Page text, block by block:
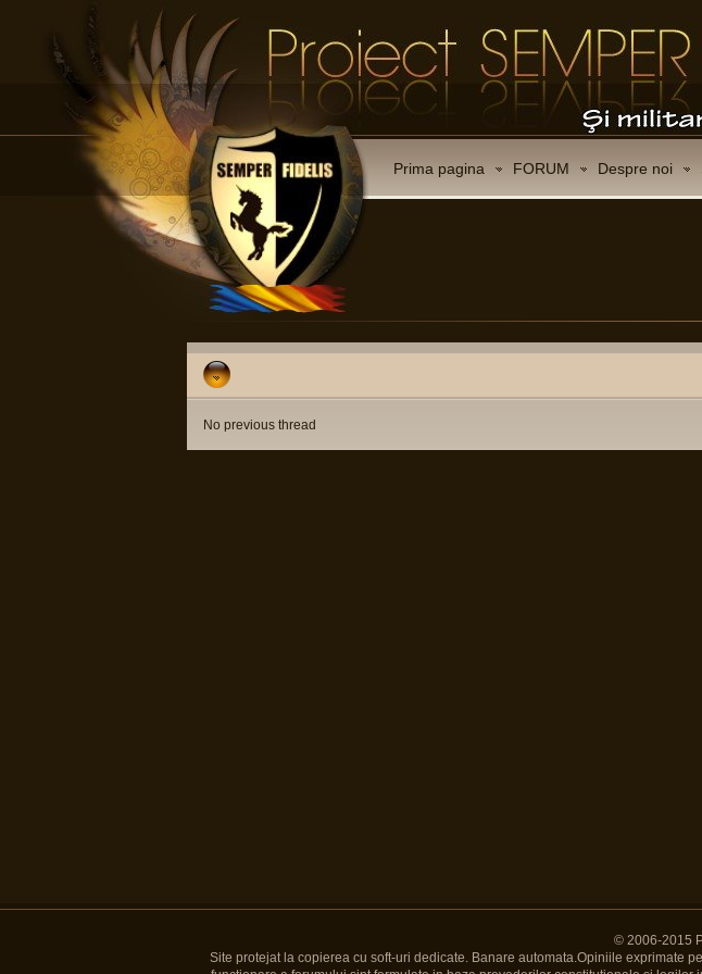
Prima pagina FORUM Despre noi
No previous thread
© 2006-2015
Site protejat la copierea cu soft-uri dedicate. Banare automata.Opiniile exprimate